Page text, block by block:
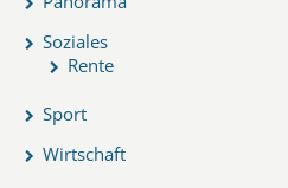
Soziales
Rente
Sport
Wirtschaft